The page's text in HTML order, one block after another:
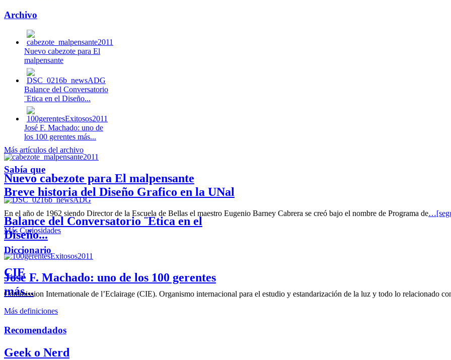
Archivo
Nuevo cabezote para El
malpensante
Balance del Conversatorio
¨Etica en el Diseño...
José F. Machado: uno de
los 100 gerentes más...
Nuevo cabezote para El malpensante
Balance del Conversatorio ¨Etica en el
Diseño...
José F. Machado: uno de los 100 gerentes
más...
Más artículos del archivo
Sabía que
Breve historia del Diseño Grafico en la UNal
En el año de 1962 siendo Director de la Escuela de Bellas el maestro Eugenio Barney Cabrera se creó bajo el nombre de Programa de
Más Curiosidades
Diccionario
CIE
Commission Internationale de l’Eclairage (CIE). Organismo internacional para el estudio y estandarización de la luz y todo lo relacionado
Más definiciones
Recomendados
Geek o Nerd